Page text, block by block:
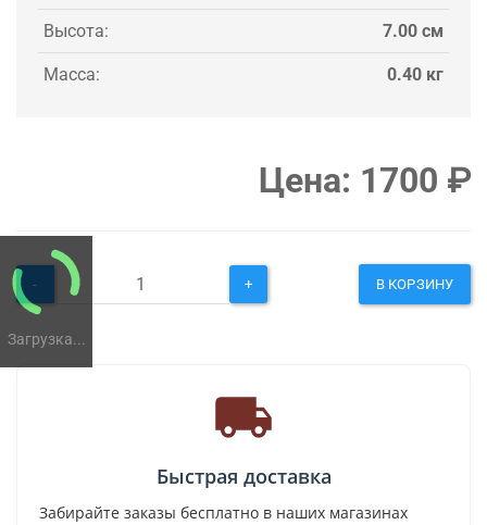
Загрузка...
Высота: 7.00 см
Масса: 0.40 кг
Цена: 1700 ₽
- + В КОРЗИНУ
Быстрая доставка
Забирайте заказы бесплатно в наших магазинах